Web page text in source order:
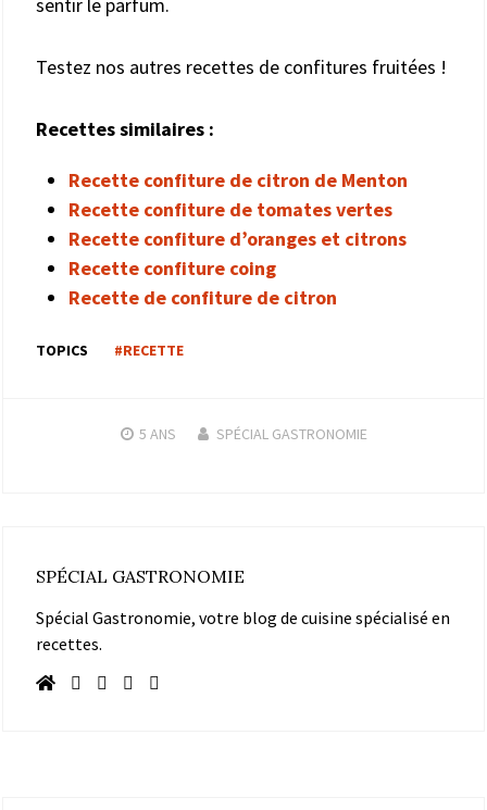
Testez nos autres recettes de confitures fruitées !
Recettes similaires :
Recette confiture de citron de Menton
Recette confiture de tomates vertes
Recette confiture d’oranges et citrons
Recette confiture coing
Recette de confiture de citron
TOPICS #RECETTE
5 ANS SPÉCIAL GASTRONOMIE
SPÉCIAL GASTRONOMIE
Spécial Gastronomie, votre blog de cuisine spécialisé en
recettes.